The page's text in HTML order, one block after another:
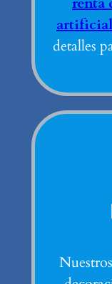
artificial
detalles